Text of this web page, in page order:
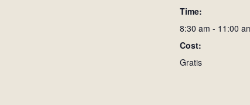
Time:
8:30 am - 11:00
Cost:
Gratis